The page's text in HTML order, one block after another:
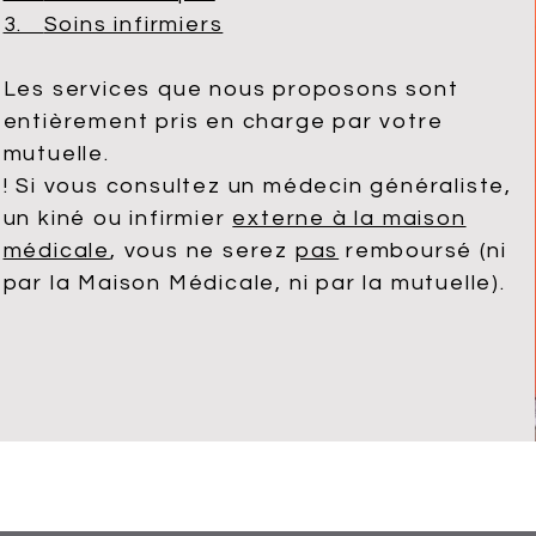
3. Soins infirmiers
Les services que nous proposons sont
entièrement pris en charge par votre
mutuelle.
! Si vous consultez un médecin généraliste,
un kiné ou infirmier externe à la maison
médicale, vous ne serez pas remboursé (ni
par la Maison Médicale, ni par la mutuelle).